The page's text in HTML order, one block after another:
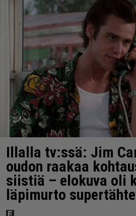
Illalla tv:ssä: Jim
oudon raakaa
siistiä – elokuva oli
läpimurto